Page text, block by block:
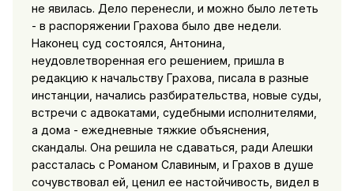
не явилась. Дело перенесли, и можно было лететь
- в распоряжении Грахова было две недели.
Наконец суд состоялся, Антонина,
неудовлетворенная его решением, пришла в
редакцию к начальству Грахова, писала в разные
инстанции, начались разбирательства, новые суды,
встречи с адвокатами, судебными исполнителями,
а дома - ежедневные тяжкие объяснения,
скандалы. Она решила не сдаваться, ради Алешки
рассталась с Романом Славиным, и Грахов в душе
сочувствовал ей, ценил ее настойчивость, видел в